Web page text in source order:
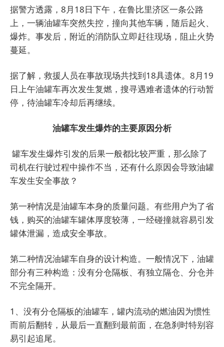
据警方透露，8月18日下午，在鲁比里济区一条公路
上，一辆油罐车突然失控，撞向其他车辆，随后起火、
爆炸。事发后，附近的消防队立即赶往现场，阻止火势
蔓延。
据了解，救援人员在事故现场共找到18具遗体。8月19
日上午油罐车再次发生复燃，搜寻遇难者遗体的行动暂
停，待油罐车冷却后再继续。
油罐车发生爆炸的主要原因分析
罐车发生爆炸引发的后果一般都比较严重，那么除了
司机在行驶过程中操作不当，还有什么原因会导致油罐
车发生安全事故？
第一种情况是油罐车本身的质量问题。 有些用户为了省
钱，购买的油罐车罐体厚度较薄，一经碰撞就容易引发
罐体泄漏，造成安全事故。
第二种情况油罐车自身的设计构造。一般情况下，油罐
部分有三种构造：没有分仓隔板、有独立隔仓、分仓并
不完全隔开。
1、没有分仓隔板的油罐车，罐内流动的燃油因为惯性
而前后翻转，从最后一直翻到最前面，在急刹时特别容
易引起追尾。